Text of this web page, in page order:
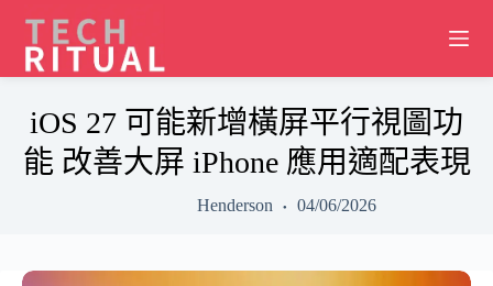
content
iOS 27 可能新增橫屏平行視圖功
能 改善大屏 iPhone 應用適配表現
Henderson 04/06/2026